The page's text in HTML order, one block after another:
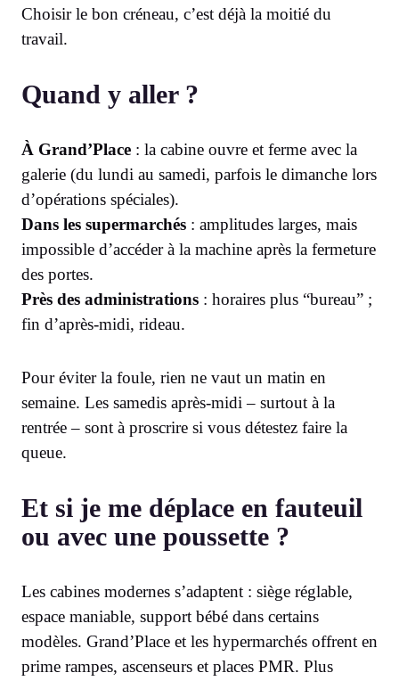
Choisir le bon créneau, c’est déjà la moitié du
travail.
Quand y aller ?
À Grand’Place : la cabine ouvre et ferme avec la
galerie (du lundi au samedi, parfois le dimanche lors
d’opérations spéciales).
Dans les supermarchés : amplitudes larges, mais
impossible d’accéder à la machine après la fermeture
des portes.
Près des administrations : horaires plus “bureau” ;
fin d’après-midi, rideau.
Pour éviter la foule, rien ne vaut un matin en
semaine. Les samedis après-midi – surtout à la
rentrée – sont à proscrire si vous détestez faire la
queue.
Et si je me déplace en fauteuil
ou avec une poussette ?
Les cabines modernes s’adaptent : siège réglable,
espace maniable, support bébé dans certains
modèles. Grand’Place et les hypermarchés offrent en
prime rampes, ascenseurs et places PMR. Plus